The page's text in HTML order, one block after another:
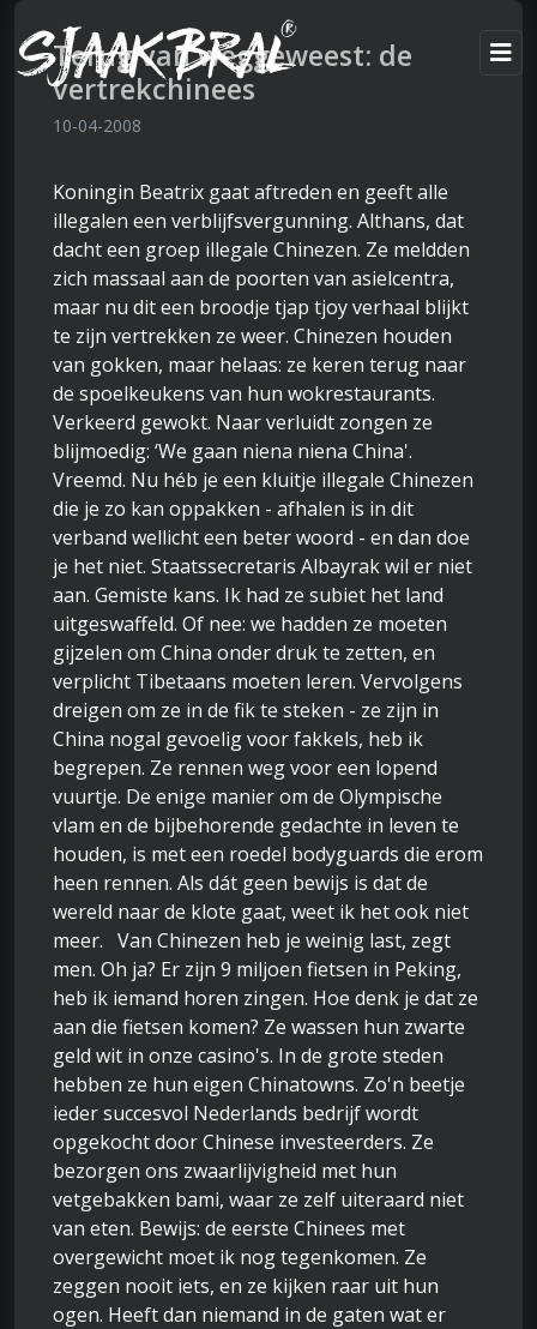
Terug van weggeweest: de
vertrekchinees
10-04-2008
Koningin Beatrix gaat aftreden en geeft alle
illegalen een verblijfsvergunning. Althans, dat
dacht een groep illegale Chinezen. Ze meldden
zich massaal aan de poorten van asielcentra,
maar nu dit een broodje tjap tjoy verhaal blijkt
te zijn vertrekken ze weer. Chinezen houden
van gokken, maar helaas: ze keren terug naar
de spoelkeukens van hun wokrestaurants.
Verkeerd gewokt. Naar verluidt zongen ze
blijmoedig: ‘We gaan niena niena China'.
Vreemd. Nu héb je een kluitje illegale Chinezen
die je zo kan oppakken - afhalen is in dit
verband wellicht een beter woord - en dan doe
je het niet. Staatssecretaris Albayrak wil er niet
aan. Gemiste kans. Ik had ze subiet het land
uitgeswaffeld. Of nee: we hadden ze moeten
gijzelen om China onder druk te zetten, en
verplicht Tibetaans moeten leren. Vervolgens
dreigen om ze in de fik te steken - ze zijn in
China nogal gevoelig voor fakkels, heb ik
begrepen. Ze rennen weg voor een lopend
vuurtje. De enige manier om de Olympische
vlam en de bijbehorende gedachte in leven te
houden, is met een roedel bodyguards die erom
heen rennen. Als dát geen bewijs is dat de
wereld naar de klote gaat, weet ik het ook niet
meer. Van Chinezen heb je weinig last, zegt
men. Oh ja? Er zijn 9 miljoen fietsen in Peking,
heb ik iemand horen zingen. Hoe denk je dat ze
aan die fietsen komen? Ze wassen hun zwarte
geld wit in onze casino's. In de grote steden
hebben ze hun eigen Chinatowns. Zo'n beetje
ieder succesvol Nederlands bedrijf wordt
opgekocht door Chinese investeerders. Ze
bezorgen ons zwaarlijvigheid met hun
vetgebakken bami, waar ze zelf uiteraard niet
van eten. Bewijs: de eerste Chinees met
overgewicht moet ik nog tegenkomen. Ze
zeggen nooit iets, en ze kijken raar uit hun
ogen. Heeft dan niemand in de gaten wat er